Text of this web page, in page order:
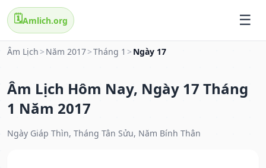
🗓️Amlich.org
Âm Lịch > Năm 2017>Tháng 1 > Ngày 17
Âm Lịch Hôm Nay, Ngày 17 Tháng
1 Năm 2017
Ngày Giáp Thìn, Tháng Tân Sửu, Năm Bính Thân